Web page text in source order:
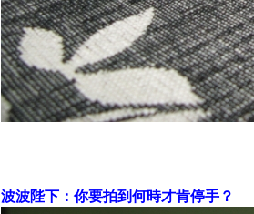
波波陛下：你要拍到何時才肯停手？